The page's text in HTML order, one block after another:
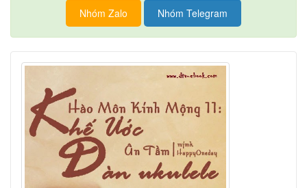
Nhóm Zalo Nhóm Telegram